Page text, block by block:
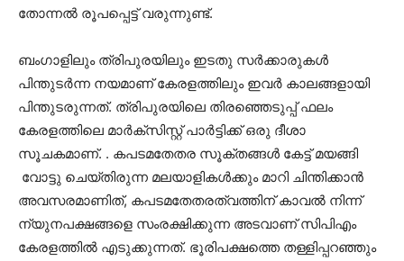
തോന്നല്‍ രൂപപ്പെട്ട് വരുന്നുണ്ട്.
ബംഗാളിലും ത്രിപുരയിലും ഇടതു സര്‍ക്കാരുകള്‍
പിന്തുടര്‍ന്ന നയമാണ് കേരളത്തിലും ഇവര്‍ കാലങ്ങളായി
പിന്തുടരുന്നത്. ത്രിപുരയിലെ തിരഞ്ഞെടുപ്പ് ഫലം
കേരളത്തിലെ മാര്‍ക്‌സിസ്റ്റ് പാര്‍ട്ടിക്ക് ഒരു ദീശാ
സൂചകമാണ്. . കപടമതേതര സൂക്തങ്ങള്‍ കേട്ട് മയങ്ങി
വോട്ടു ചെയ്തിരുന്ന മലയാളികള്‍ക്കും മാറി ചിന്തിക്കാന്‍
അവസരമാണിത്, കപടമതേതരത്വത്തിന് കാവല്‍ നിന്ന്
ന്യുനപക്ഷങ്ങളെ സംരക്ഷിക്കുന്ന അടവാണ് സിപിഎം
കേരളത്തില്‍ എടുക്കുന്നത്. ഭൂരിപക്ഷത്തെ തള്ളിപ്പറഞ്ഞും